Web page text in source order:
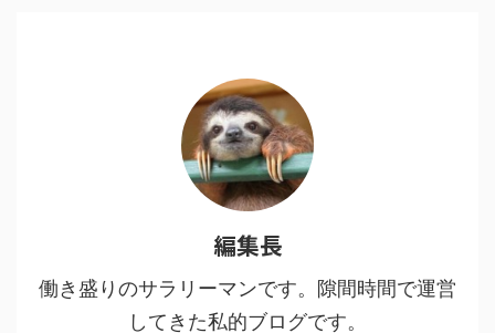
鬼である人間を切りながらも尊重
し、その先をあり方を強烈に訴え
編集長
働き盛りのサラリーマンです。隙間時間で運営
してきた私的ブログです。